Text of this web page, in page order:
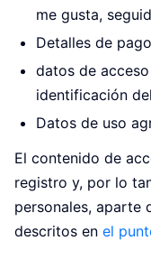
me gusta,
Detalles de
datos de
identificación
Datos de uso
El contenido de
registro y, por lo
personales, aparte
descritos en el